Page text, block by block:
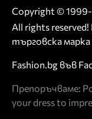
Copyright © 1999-
All rights reserved!
търговска
Fashion.bg във
Препоръчваме:
your dress to